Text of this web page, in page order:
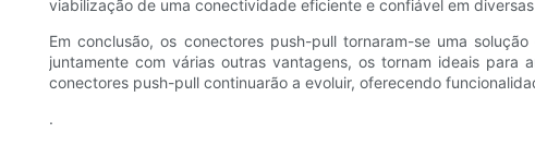
viabilização de uma conectividade eficiente e confiável em
Em conclusão, os conectores push-pull tornaram-se uma
juntamente com várias outras vantagens, os tornam ideais para
conectores push-pull continuarão a evoluir, oferecendo
.